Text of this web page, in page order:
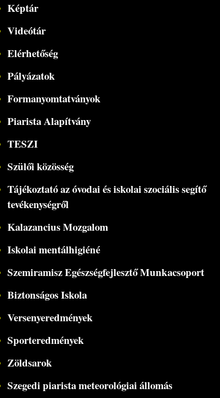
Képtár
Videótár
Elérhetőség
Pályázatok
Formanyomtatványok
Piarista Alapítvány
TESZI
Szülői közösség
Tájékoztató az óvodai és iskolai szociális segítő
tevékenységről
Kalazancius Mozgalom
Iskolai mentálhigiéné
Szemiramisz Egészségfejlesztő Munkacsoport
Biztonságos Iskola
Versenyeredmények
Sporteredmények
Zöldsarok
Szegedi piarista meteorológiai állomás